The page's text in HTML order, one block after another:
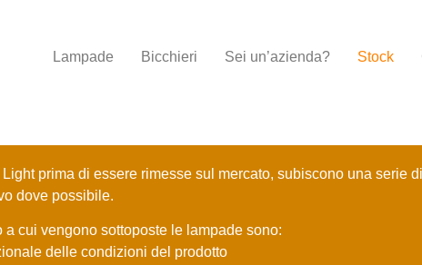
Lampade Bicchieri Sei un’azienda? Stock
Lightprima di essere rimesse sul mercato, subiscono una serie
dove possibile.
a cui vengono sottoposte le lampade sono:
delle condizioni del prodotto